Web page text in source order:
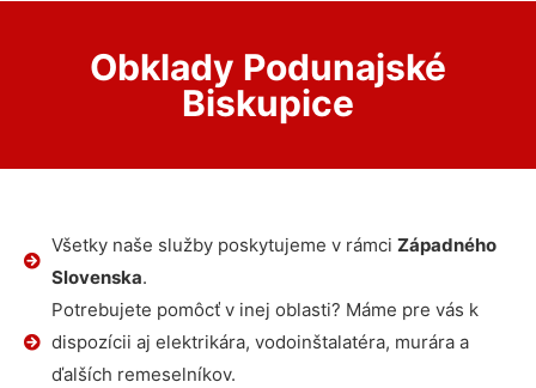
Obklady Podunajské
Biskupice
Všetky naše služby poskytujeme v rámci Západného
Slovenska.
Potrebujete pomôcť v inej oblasti? Máme pre vás k
dispozícii aj elektrikára, vodoinštalatéra, murára a
ďalších remeselníkov.